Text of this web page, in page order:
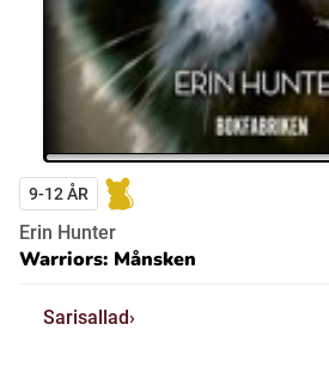
9-12 ÅR
Erin Hunter
Warriors: Månsken
Sarisallad